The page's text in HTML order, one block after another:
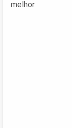
melhor.